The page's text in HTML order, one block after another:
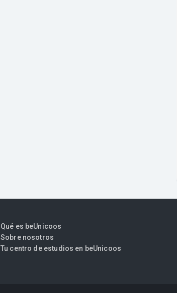
Qué es beUnicoos
Sobre nosotros
Tu centro de estudios en beUnicoos